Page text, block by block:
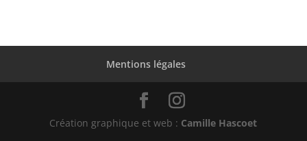
Mentions légales
Création graphique et web : Camille Hascoet